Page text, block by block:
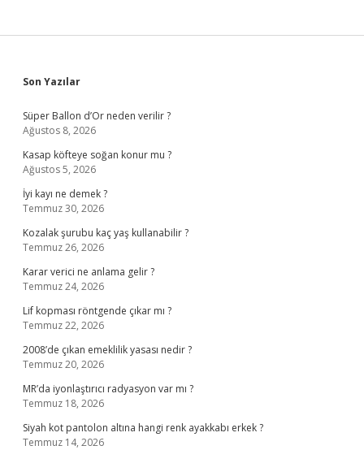
Sidebar
Son Yazılar
Süper Ballon d’Or neden verilir ?
Ağustos 8, 2026
Kasap köfteye soğan konur mu ?
Ağustos 5, 2026
İyi kayı ne demek ?
Temmuz 30, 2026
Kozalak şurubu kaç yaş kullanabilir ?
Temmuz 26, 2026
Karar verici ne anlama gelir ?
Temmuz 24, 2026
Lif kopması röntgende çıkar mı ?
Temmuz 22, 2026
2008’de çıkan emeklilik yasası nedir ?
Temmuz 20, 2026
MR’da iyonlaştırıcı radyasyon var mı ?
Temmuz 18, 2026
Siyah kot pantolon altına hangi renk ayakkabı erkek ?
Temmuz 14, 2026